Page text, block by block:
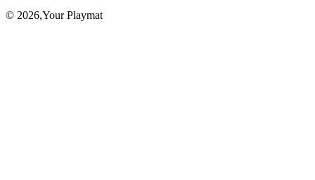
© 2026,Your Playmat